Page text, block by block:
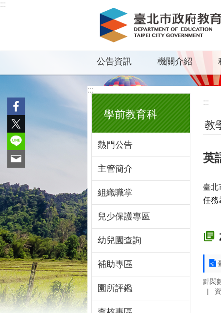
跳到主要內容區塊
:::
公告資訊 機關介紹
:::
學前教育科
熱門公告
主管簡介
組織職掌
兒少保護專區
幼兒園查詢
補助專區
園所評鑑
:::
教
英
臺北
任務
點閱